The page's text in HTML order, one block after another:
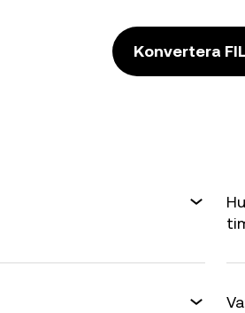
Konvertera